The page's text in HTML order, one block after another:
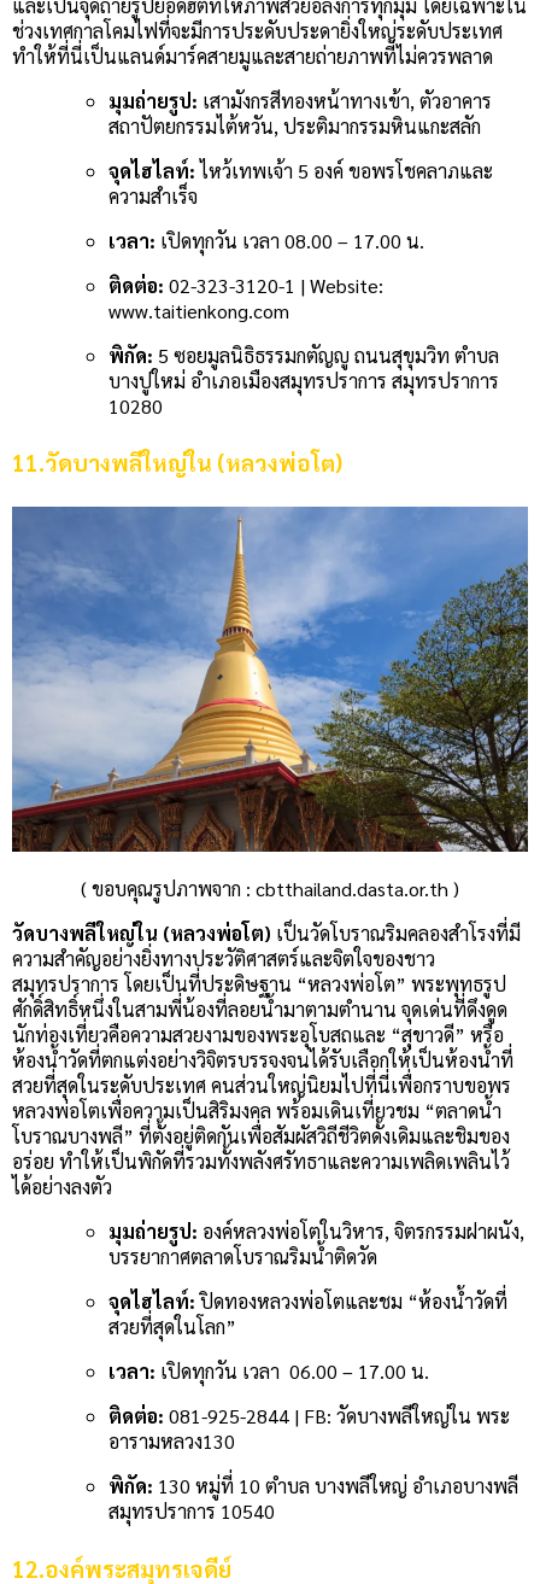
ช่วงเทศกาลโคมไฟที่จะมีการประดับประดายิ่งใหญ่ระดับประเทศ
ทำให้ที่นี่เป็นแลนด์มาร์คสายมูและสายถ่ายภาพที่ไม่ควรพลาด
มุมถ่ายรูป: เสามังกรสีทองหน้าทางเข้า, ตัวอาคาร
สถาปัตยกรรมไต้หวัน, ประติมากรรมหินแกะสลัก
จุดไฮไลท์:ไหว้เทพเจ้า 5 องค์ ขอพรโชคลาภและ
ความสำเร็จ
เวลา: เปิดทุกวัน เวลา 08.00 – 17.00 น.
ติดต่อ: 02-323-3120-1 | Website:
www.taitienkong.com
พิกัด: 5 ซอยมูลนิธิธรรมกตัญญู ถนนสุขุมวิท ตำบล
บางปูใหม่ อำเภอเมืองสมุทรปราการ สมุทรปราการ
10280
11.วัดบางพลีใหญ่ใน (หลวงพ่อโต)
( ขอบคุณรูปภาพจาก : cbtthailand.dasta.or.th )
วัดบางพลีใหญ่ใน (หลวงพ่อโต) เป็นวัดโบราณริมคลองสำโรงที่มี
ความสำคัญอย่างยิ่งทางประวัติศาสตร์และจิตใจของชาว
สมุทรปราการ โดยเป็นที่ประดิษฐาน “หลวงพ่อโต” พระพุทธรูป
ศักดิ์สิทธิ์หนึ่งในสามพี่น้องที่ลอยน้ำมาตามตำนาน จุดเด่นที่ดึงดูด
นักท่องเที่ยวคือความสวยงามของพระอุโบสถและ “สุขาวดี” หรือ
ห้องน้ำวัดที่ตกแต่งอย่างวิจิตรบรรจงจนได้รับเลือกให้เป็นห้องน้ำที่
สวยที่สุดในระดับประเทศ คนส่วนใหญ่นิยมไปที่นี่เพื่อกราบขอพร
หลวงพ่อโตเพื่อความเป็นสิริมงคล พร้อมเดินเที่ยวชม “ตลาดน้ำ
โบราณบางพลี” ที่ตั้งอยู่ติดกันเพื่อสัมผัสวิถีชีวิตดั้งเดิมและชิมของ
อร่อย ทำให้เป็นพิกัดที่รวมทั้งพลังศรัทธาและความเพลิดเพลินไว้
ได้อย่างลงตัว
มุมถ่ายรูป: องค์หลวงพ่อโตในวิหาร, จิตรกรรมฝาผนัง,
บรรยากาศตลาดโบราณริมน้ำติดวัด
จุดไฮไลท์:ปิดทองหลวงพ่อโตและชม “ห้องน้ำวัดที่
สวยที่สุดในโลก”
เวลา: เปิดทุกวัน เวลา 06.00 – 17.00 น.
ติดต่อ: 081-925-2844 | FB: วัดบางพลีใหญ่ใน พระ
อารามหลวง130
พิกัด: 130 หมู่ที่ 10 ตำบล บางพลีใหญ่ อำเภอบางพลี
สมุทรปราการ 10540
12.องค์พระสมุทรเจดีย์